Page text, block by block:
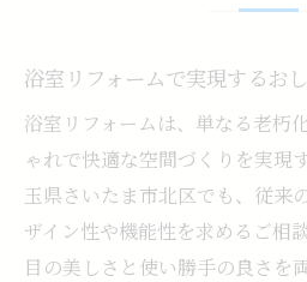
浴室リフォームで実現するお
浴室リフォームは、単なる老朽
ゃれで快適な空間づくりを実現
玉県さいたま市北区でも、従来
ザイン性や機能性を求めるご相
目の美しさと使い勝手の良さを